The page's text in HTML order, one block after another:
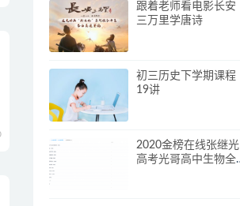
跟着老师看电影长安
三万里学唐诗
初三历史下学期课程
19讲
2020金榜在线张继光
高考光哥高中生物全